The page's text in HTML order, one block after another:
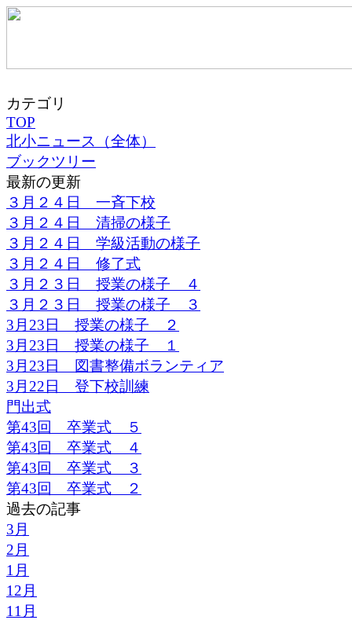
カテゴリ
TOP
北小ニュース（全体）
ブックツリー
最新の更新
３月２４日 一斉下校
３月２４日 清掃の様子
３月２４日 学級活動の様子
３月２４日 修了式
３月２３日 授業の様子 ４
３月２３日 授業の様子 ３
3月23日 授業の様子 ２
3月23日 授業の様子 １
3月23日 図書整備ボランティア
3月22日 登下校訓練
門出式
第43回 卒業式 ５
第43回 卒業式 ４
第43回 卒業式 ３
第43回 卒業式 ２
過去の記事
3月
2月
1月
12月
11月